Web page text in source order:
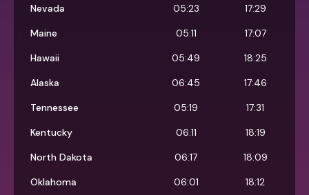
Nevada
05:23
17:29
Maine
05:11
17:07
Hawaii
05:49
18:25
Alaska
06:45
17:46
Tennessee
05:19
17:31
Kentucky
06:11
18:19
North Dakota
06:17
18:09
Oklahoma
06:01
18:12